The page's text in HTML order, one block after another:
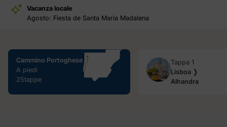
Vacanza locale
Agosto: Fiesta de Santa María Madalena
Cammino Portoghese
A piedi
25tappe
Tappa 1
Lisboa ❭
Alhandra